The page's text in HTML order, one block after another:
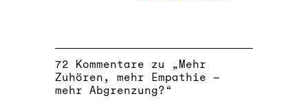
72 Kommentare zu „Mehr
Zuhören, mehr Empathie –
mehr Abgrenzung?“